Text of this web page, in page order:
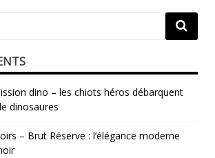
dino – les chiots héros débarquent
dinosaures
– Brut Réserve : l’élégance moderne